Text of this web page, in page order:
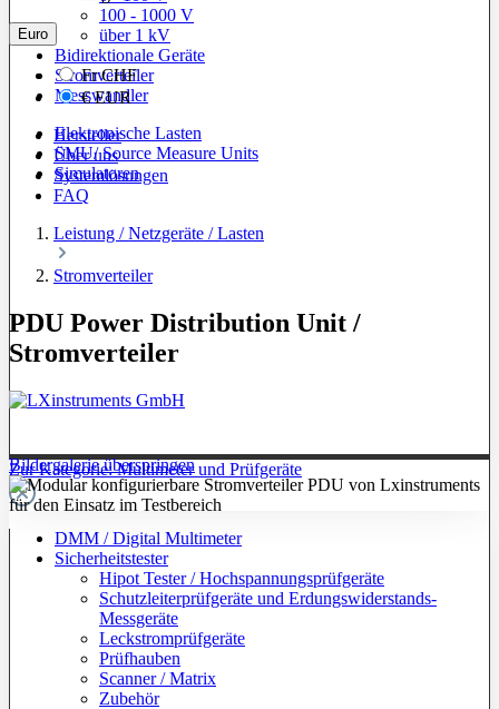
100 - 1000 V
über 1 kV
Bidirektionale Geräte
Stromverteiler
Messwandler
Elektronische Lasten
SMU/ Source Measure Units
Simulatoren
Zur Kategorie: Multimeter und Prüfgeräte
DMM / Digital Multimeter
Sicherheitstester
Hipot Tester / Hochspannungsprüfgeräte
Schutzleiterprüfgeräte und Erdungswiderstands-
Messgeräte
Leckstromprüfgeräte
Prüfhauben
Scanner / Matrix
Zubehör
Euro
FrCHF
€EUR
Hersteller
Über uns
Systemlösungen
FAQ
Leistung / Netzgeräte / Lasten
Stromverteiler
PDU Power Distribution Unit /
Stromverteiler
Bildergalerie überspringen